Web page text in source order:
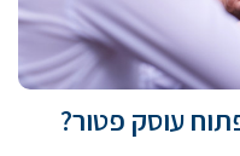
עוסק פטור?